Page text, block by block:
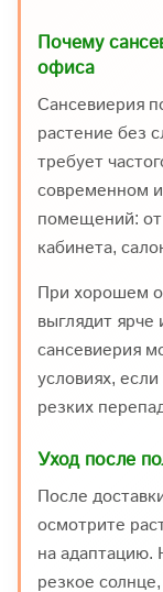
Почему
офиса
Сансевиерия
растение без
требует
современном
помещений: от
кабинета,
При хорошем
выглядит ярче
сансевиерия
условиях,
резких
Уход после
После
осмотрите
на адаптацию.
резкое